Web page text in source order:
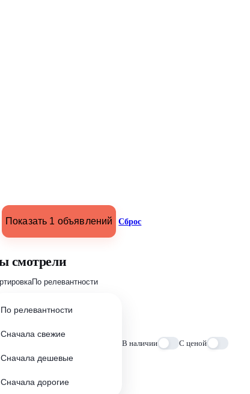
Показать 1 объявлений Сброс
смотрели
По релевантности
По релевантности
Сначала свежие
Сначала дешевые
Сначала дорогие
В наличии С ценой